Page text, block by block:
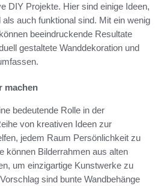
DIY Projekte. Hier sind einige Ideen,
auch funktional sind. Mit ein wenig
beeindruckende Resultate
gestaltete Wanddekoration und
machen
bedeutende Rolle in der
von kreativen Ideen zur
jedem Raum Persönlichkeit zu
können Bilderrahmen aus alten
um einzigartige Kunstwerke zu
sind bunte Wandbehänge